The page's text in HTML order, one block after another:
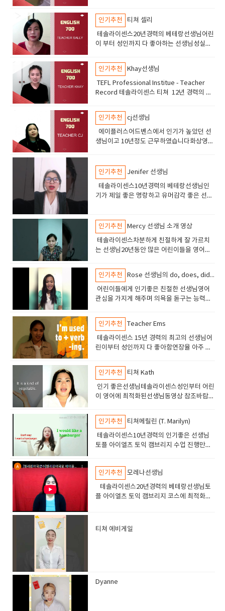
도가 아주높음
인기추천
티쳐 셀리
테솔라이센스20년경력의 베테랑선생님어린
이 부터 성인까지 다 좋아하는 선생님성실의
분하게 공부할 어린이 성인들에게 추천
인기추천
Khay선생님
TEFL Professional Institue - Teacher
Record 테솔라이센스 티쳐 12년 경력의 선
인기추천
cj선생님
에이플러스어드벤스에서 인기가 높았던 선
생님이고 10년정도 근무하였습니다화상영어
입니다토플스피킹 라이팅아이엘츠 스피킹
sat 수업오픽수업 실력이 아주 좋은 선생님
인기추천
Jenifer 선생님
테솔라이센스10년경력의 베테랑선생님인
기가 제일 좋은 명랑하고 유머감각 좋은 선생
인기추천
Mercy 선생님 소개 영상
테솔라이센스차분하게 친절하게 잘 가르치
는 선생님20년동안 많은 어린이들을 영어능
를 넣어주는 선생님최고 실력 최고 인성의 선
생님
인기추천
Rose 선생님의 do, does, did 차이점 강좌
어린이들에게 인기좋은 친절한 선생님영어
관심을 가지게 해주며 의욕을 돋구는 능력이
생님입니다.
인기추천
Teacher Ems
테솔라이센스 15년 경력의 최고의 선생님어
린이부터 성인까지 다 좋아함연장율 아주 높
면 아 역시 잉글리쉬700 선생이라고 판단할
것임.
인기추천
티쳐 Kath
인기 좋은선생님테솔라이센스성인부터 어린
이 영어에 최적화된선생님동영상 참조바람만
선생님
인기추천
티쳐메릴린 (T. Marilyn)
테솔라이센스10년경력의 인기좋은 선생님
토플 아이엘츠 토익 캠브리지 수업 진행만족
인기추천
모레나선생님
테솔라이센스20년경력의 베테랑선생님토
플 아이엘츠 토익 캠브리지 코스에 최적화된
티쳐 에비게일
Dyanne